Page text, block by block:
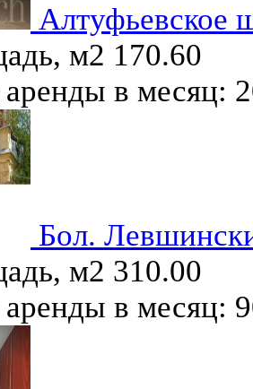
Алтуфьевское
м2 170.60
в месяц:
Бол.
м2 310.00
в месяц: